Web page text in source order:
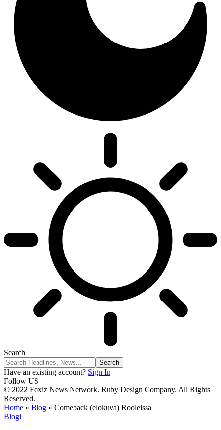
Search
Have an existing account? Sign In
Follow US
© 2022 Foxiz News Network. Ruby Design Company. All Rights
Reserved.
Home » Blog » Comeback (elokuva) Rooleissa
Blogi